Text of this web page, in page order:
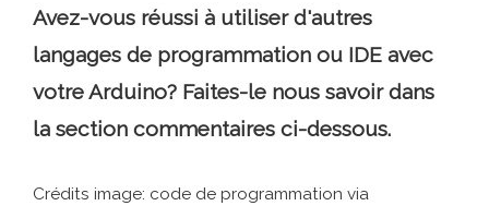
Avez-vous réussi à utiliser d'autres
langages de programmation ou IDE avec
votre Arduino? Faites-le nous savoir dans
la section commentaires ci-dessous.
Crédits image: code de programmation via